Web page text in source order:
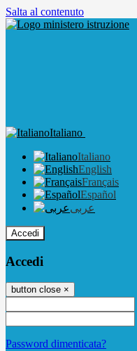
Salta al contenuto
Italiano
Italiano
English
Français
Español
عربى
Accedi
Accedi
button close ×
Password dimenticata?